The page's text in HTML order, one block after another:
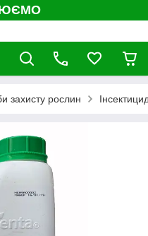
захисту рослин